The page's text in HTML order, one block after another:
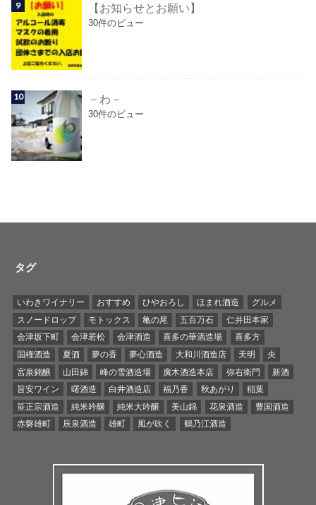
【お知らせとお願い】
30件のビュー
－わ－
30件のビュー
タグ
いわきワイナリー おすすめ ひやおろし ほまれ酒造
グルメ
スノードロップ
モトックス 亀の尾 五百万石
仁井田本家
会津坂下町
会津若松 会津酒造 喜多の華酒造場
喜多方
国権酒造
夏酒 夢の香 夢心酒造 大和川酒造店 天明
央
宮泉銘醸
山田錦 峰の雪酒造場 廣木酒造本店 弥右衛門
新酒
旨安ワイン
曙酒造 白井酒造店 福乃香 秋あがり
稲葉
笹正宗酒造
純米吟醸 純米大吟醸 美山錦 花泉酒造
豊国酒造
赤磐雄町
辰泉酒造 雄町 風が吹く 鶴乃江酒造